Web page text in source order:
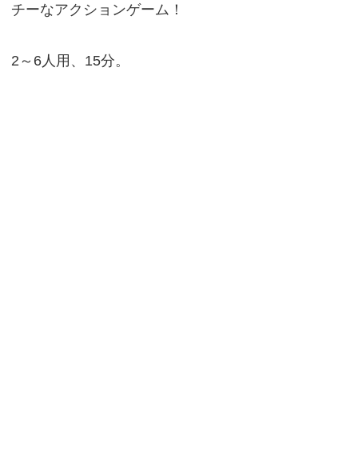
チーなアクションゲーム！
2～6人用、15分。